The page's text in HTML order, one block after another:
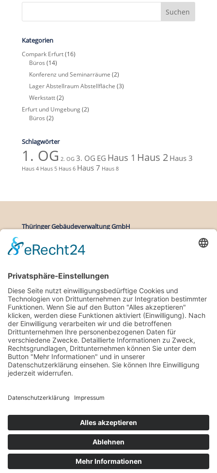
Kategorien
Compark Erfurt(16)
Büros (14)
Konferenz und Seminarräume (2)
Lager Abstellraum Abstellfläche (3)
Werkstatt(2)
Erfurt und Umgebung(2)
Büros (2)
Schlagwörter
1. OG 2. OG 3. OG EG Haus 1 Haus 2 Haus 3
Haus 4 Haus 5 Haus 6 Haus 7 Haus 8
Thüringer Gebäudeverwaltung GmbH
Zittauer Straße 27
99091 Erfurt
Deutschland
Kontakt
Telefon: 0361 7429-303
Mobil: 0172 4731674
E-Mail:info@th-gv.de
Öffnungszeiten
Montag bis Freitag 08:00 – 12:30 Uhr
Dienstag & Donnerstag 13:30 – 16:30 Uhr
Termine gern auch nach Vereinbarung
Impressum
Datenschutz
Cookie-Einstellungen
© Thüringer Gebäudeverwaltung ≡Webdesign & SEO